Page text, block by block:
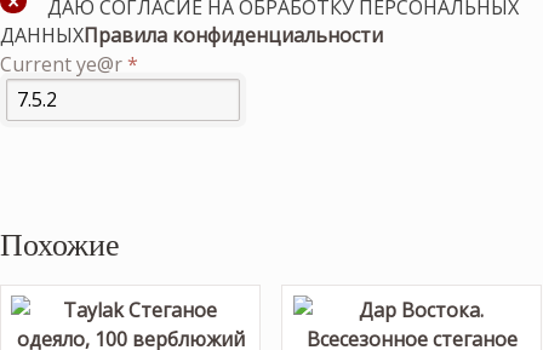
ДАЮ СОГЛАСИЕ НА ОБРАБОТКУ ПЕРСОНАЛЬНЫХ
ДАННЫХПравила конфиденциальности
Current ye@r*
Похожие